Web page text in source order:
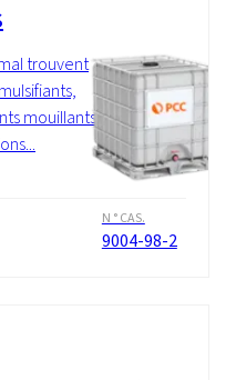
trouvent
mouillants
N ° CAS.
9004-98-2